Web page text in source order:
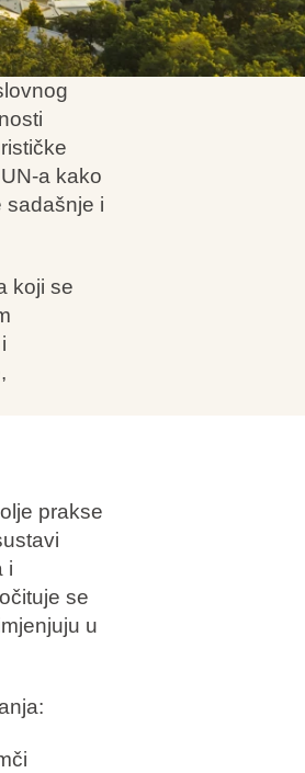
a kako
sadašnje i
koji se
prakse
i
se
u